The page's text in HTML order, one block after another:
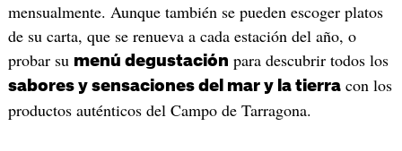
mensualmente. Aunque también se pueden escoger platos
de su carta, que se renueva a cada estación del año, o
probar su menú degustación para descubrir todos los
sabores y sensaciones del mar y la tierracon los
productos auténticos del Campo de Tarragona.